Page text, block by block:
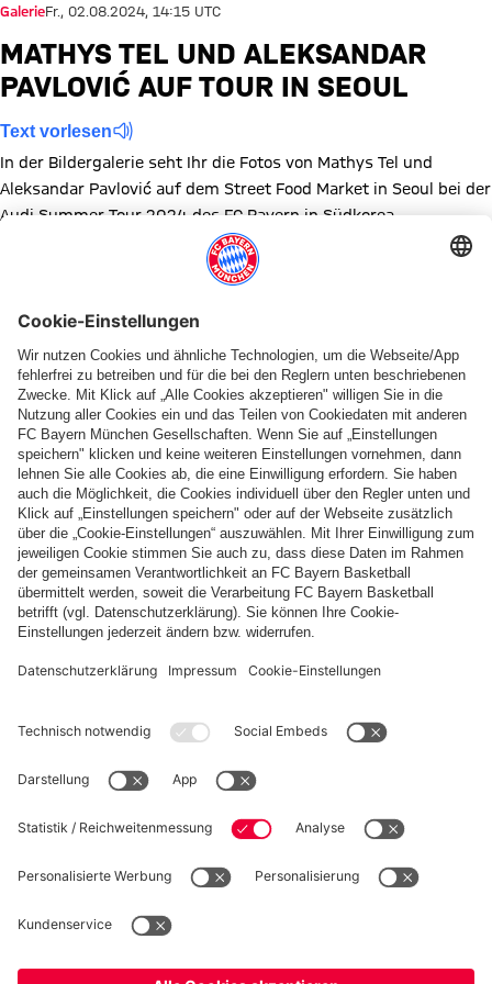
GalerieFr., 02.08.2024, 14:15 UTC
MATHYS TEL UND ALEKSANDAR
PAVLOVIĆ AUF TOUR IN SEOUL
Text vorlesen
In der Bildergalerie seht Ihr die Fotos von Mathys Tel und
Aleksandar Pavlović auf dem Street Food Market in Seoul bei der
Audi Summer Tour 2024 des FC Bayern in Südkorea.
Zeige in voller Größe
Zeige in voller Größe
Zeige in voller Größe
Zeige in voller Größe
Zeige in voller Größe
Zeige in voller Größe
Zeige in voller
Zeige inZeige
Themen dieser Bildergalerie
Bildergalerie Vorbereitung
News
Audi Summer Tour 2024
Aleksandar Pavlović
Mathys Tel
Diese Bildergalerie teilen
PARTNER
fcbayern.com Basketball